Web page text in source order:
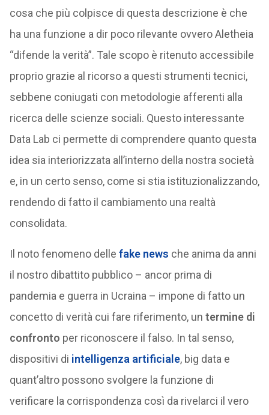
cosa che più colpisce di questa descrizione è che
ha una funzione a dir poco rilevante ovvero Aletheia
“difende la verità”. Tale scopo è ritenuto accessibile
proprio grazie al ricorso a questi strumenti tecnici,
sebbene coniugati con metodologie afferenti alla
ricerca delle scienze sociali. Questo interessante
Data Lab ci permette di comprendere quanto questa
idea sia interiorizzata all’interno della nostra società
e, in un certo senso, come si stia istituzionalizzando,
rendendo di fatto il cambiamento una realtà
consolidata.
Il noto fenomeno delle fake news che anima da anni
il nostro dibattito pubblico – ancor prima di
pandemia e guerra in Ucraina – impone di fatto un
concetto di verità cui fare riferimento, un termine di
confronto per riconoscere il falso. In tal senso,
dispositivi di intelligenza artificiale, big data e
quant’altro possono svolgere la funzione di
verificare la corrispondenza così da rivelarci il vero